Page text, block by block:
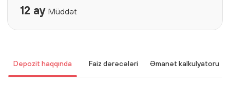
12 ay Müddət
Depozit haqqında Faiz dərəcələri Əmanət kalkulyatoru